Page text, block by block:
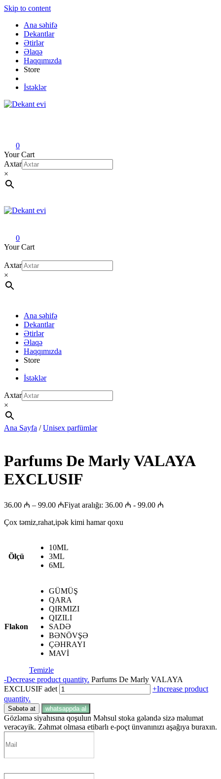
Skip to content
Ana səhifə
Dekantlar
Ətirlər
Əlaqə
Haqqımızda
Store
İstəklər
0
Your Cart
Axtar
×
0
Your Cart
Axtar
×
Ana səhifə
Dekantlar
Ətirlər
Əlaqə
Haqqımızda
Store
İstəklər
Axtar
×
Ana Sayfa /Unisex parfümlər
Parfums De Marly VALAYA
EXCLUSIF
36.00 ₼ – 99.00 ₼Fiyat aralığı: 36.00 ₼ - 99.00 ₼
Çox təmiz,rahat,ipək kimi hamar qoxu
Ölçü
10ML
3ML
6ML
Flakon
GÜMÜŞ
QARA
QIRMIZI
QIZILI
SADƏ
BƏNÖVŞƏ
ÇƏHRAYI
MAVİ
Temizle
-Decrease product quantity. Parfums De Marly VALAYA
EXCLUSIF adet
+Increase product
quantity.
Səbətə at whatsappda al
Gözləmə siyahısına qoşulun Məhsul stoka gələndə sizə məlumat
verəcəyik. Zəhmət olmasa etibarlı e-poçt ünvanınızı aşağıya buraxın.